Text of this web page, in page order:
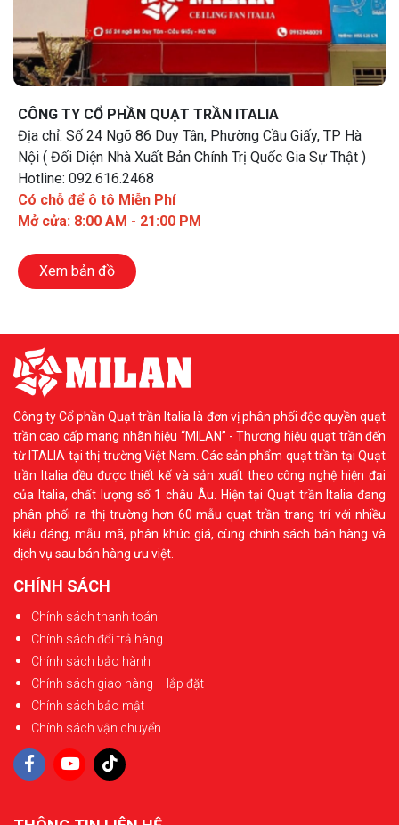
CÔNG TY CỔ PHẦN QUẠT TRẦN ITALIA
Địa chỉ: Số 24 Ngõ 86 Duy Tân, Phường Cầu Giấy, TP Hà
Nội ( Đối Diện Nhà Xuất Bản Chính Trị Quốc Gia Sự Thật )
Hotline: 092.616.2468
Có chỗ để ô tô Miễn Phí
Mở cửa: 8:00 AM - 21:00 PM
Xem bản đồ
Công ty Cổ phần Quạt trần Italia là đơn vị phân phối độc quyền quạt
trần cao cấp mang nhãn hiệu “MILAN” - Thương hiệu quạt trần đến
từ ITALIA tại thị trường Việt Nam. Các sản phẩm quạt trần tại Quạt
trần Italia đều được thiết kế và sản xuất theo công nghệ hiện đại
của Italia, chất lượng số 1 châu Âu. Hiện tại Quạt trần Italia đang
phân phối ra thị trường hơn 60 mẫu quạt trần trang trí với nhiều
kiểu dáng, mẫu mã, phân khúc giá, cùng chính sách bán hàng và
dịch vụ sau bán hàng ưu việt.
CHÍNH SÁCH
Chính sách thanh toán
Chính sách đổi trả hàng
Chính sách bảo hành
Chính sách giao hàng – lắp đặt
Chính sách bảo mật
Chính sách vận chuyển